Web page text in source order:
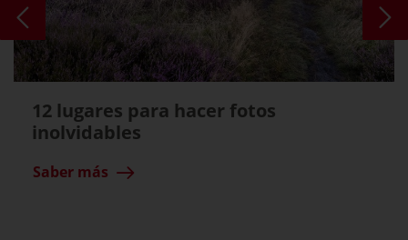
12 lugares para hacer fotos
inolvidables
Saber más